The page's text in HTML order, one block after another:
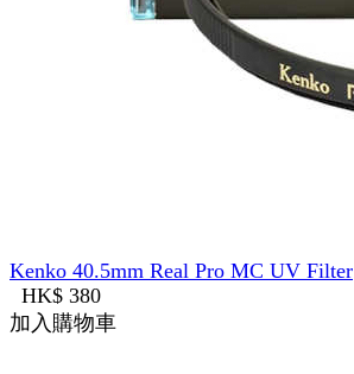
Kenko 40.5mm Real Pro MC UV Filter
HK$ 380
加入購物車